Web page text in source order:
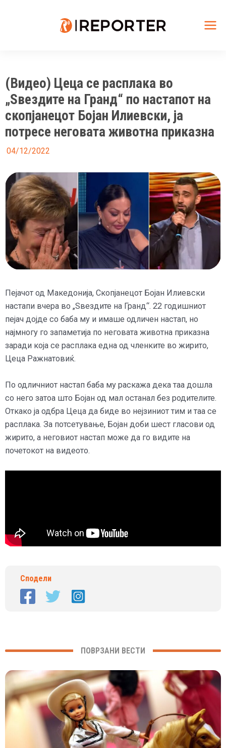
(Видео) Цеца се расплака во
„Ѕвездите на Гранд“ по настапот на
скопјанецот Бојан Илиевски, ја
потресе неговата животна приказна
04/12/2022
Пејачот од Македонија, Скопјанецот Бојан Илиевски
настапи вчера во „Ѕвездите на Гранд“. 22 годишниот
пејач дојде со баба му и имаше одличен настап, но
најмногу го запаметија по неговата животна приказна
заради која се расплака една од членките во жирито,
Цеца Ражнатовиќ.
По одличниот настап баба му раскажа дека таа дошла
со него затоа што Бојан од мал останал без родителите.
Откако ја одбра Цеца да биде во нејзиниот тим и таа се
расплака. За потсетување, Бојан доби шест гласови од
жирито, а неговиот настап може да го видите на
почетокот на видеото.
Сподели
ПОВРЗАНИ ВЕСТИ